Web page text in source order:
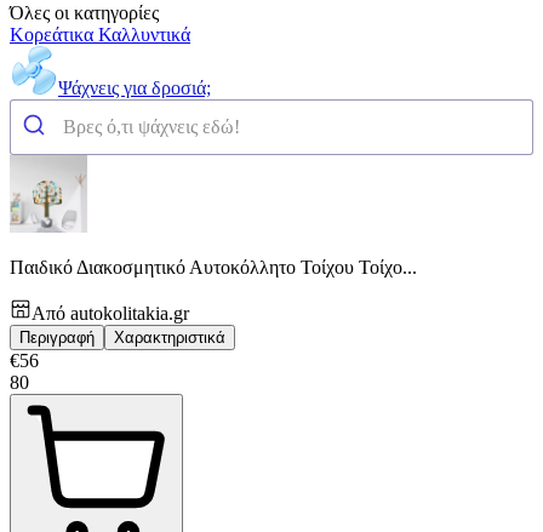
Όλες οι κατηγορίες
Κορεάτικα Καλλυντικά
Ψάχνεις για δροσιά;
Παιδικό Διακοσμητικό Αυτοκόλλητο Τοίχου Τοίχο...
Από autokolitakia.gr
Περιγραφή Χαρακτηριστικά
€56
80